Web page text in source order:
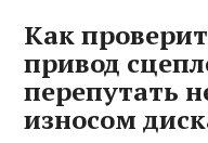
Как
привод
перепутать
износом